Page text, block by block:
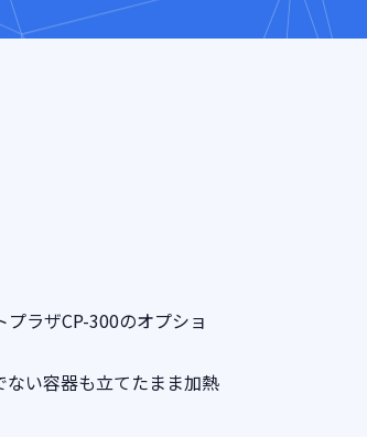
ラザCP-300のオプショ
ない容器も立てたまま加熱